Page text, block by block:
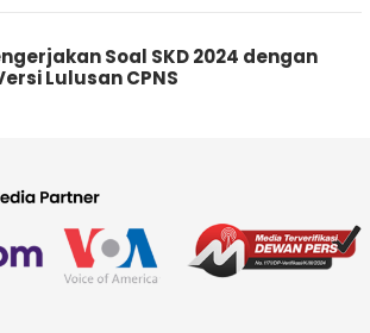
Soal SKD 2024 dengan
Lulusan CPNS